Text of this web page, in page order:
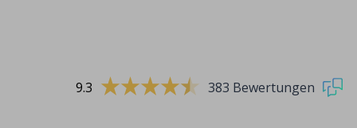
9.3 383 Bewertungen